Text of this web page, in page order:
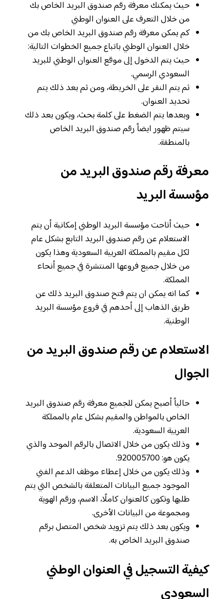
حيث يمكنك معرفة رقم صندوق البريد الخاص بك
من خلال التعرف على العنوان الوطني
كم يمكن معرفة رقم صندوق البريد الخاص بك من
خلال العنوان الوطني باتباع جميع الخطوات التالية:
حيث يتم الدخول إلى موقع العنوان الوطني للبريد
السعودي الرسمي.
ثم يتم النقر على الخريطة، ومن ثم بعد ذلك يتم
تحديد العنوان.
وبعدها يتم الضغط على كلمة بحث، ويكون بعد ذلك
سيتم ظهور ايضاً رقم صندوق البريد الخاص
بالمنطقة.
معرفة رقم صندوق البريد من
مؤسسة البريد
حيث أتاحت مؤسسة البريد الوطني إمكانية أن يتم
الاستعلام عن رقم صندوق البريد التابع بشكل عام
لكل مقيم بالمملكة العربية السعودية وهذا يكون
من خلال جميع فروعها المنتشرة في جميع أنحاء
المملكة.
كما انه يمكن ان يتم فتح صندوق البريد ذلك عن
طريق الذهاب إلى أحدهم في فروع مؤسسة البريد
الوطنية.
الاستعلام عن رقم صندوق البريد من
الجوال
حالياً أصبح يمكن للجميع معرفة رقم صندوق البريد
الخاص بالمواطن والمقيم بشكل عام بالمملكة
العربية السعودية.
وذلك يكون من خلال الاتصال بالرقم الموحد والذي
يكون هو: 920005700.
وذلك يكون من خلال إعطاء موظف الدعم الفني
الموجود جميع البيانات المتعلقة بالشخص التي يتم
طلبها وتكون كالعنوان كاملًا، الاسم، ورقم الهوية
ومجموعة من البيانات الأخرى.
ويكون بعد ذلك يتم تزويد شخص المتصل برقم
صندوق البريد الخاص به.
كيفية التسجيل في العنوان الوطني
السعودي